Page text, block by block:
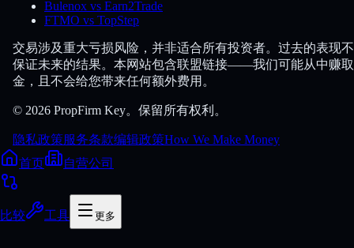
Bulenox vs Earn2Trade
FTMO vs TopStep
交易涉及重大亏损风险，并非适合所有投资者。过去的表现
保证未来的结果。本网站包含联盟链接——我们可能从中赚
金，且不会给您带来任何额外费用。
© 2026 PropFirm Key。保留所有权利。
隐私政策服务条款编辑政策How We Make Money
首页
自营公司
比较 工具 更多